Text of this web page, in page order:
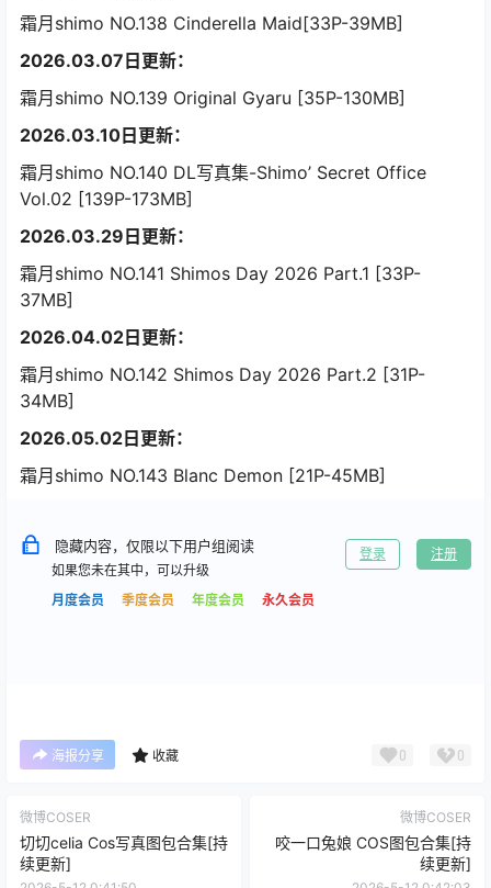
霜月shimo NO.138 Cinderella Maid[33P-39MB]
2026.03.07日更新：
霜月shimo NO.139 Original Gyaru [35P-130MB]
2026.03.10日更新：
霜月shimo NO.140 DL写真集-Shimo’ Secret Office
Vol.02 [139P-173MB]
2026.03.29日更新：
霜月shimo NO.141 Shimos Day 2026 Part.1 [33P-
37MB]
2026.04.02日更新：
霜月shimo NO.142 Shimos Day 2026 Part.2 [31P-
34MB]
2026.05.02日更新：
霜月shimo NO.143 Blanc Demon [21P-45MB]
隐藏内容，仅限以下用户组阅读
如果您未在其中，可以升级
月度会员
季度会员 年度会员 永久会员
登录 注册
海报分享 收藏 0 0
微博COSER
切切celia Cos写真图包合集[持
续更新]
微博COSER
咬一口兔娘 COS图包合集[持
续更新]